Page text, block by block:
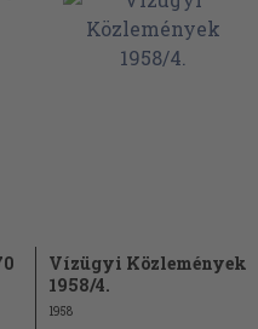
Vízügyi Közlemények
1958/4.
1958